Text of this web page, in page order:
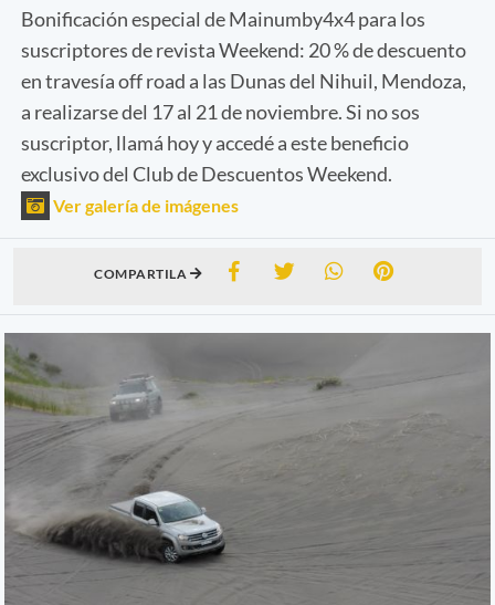
Bonificación especial de Mainumby4x4 para los
suscriptores de revista Weekend: 20 % de descuento
en travesía off road a las Dunas del Nihuil, Mendoza,
a realizarse del 17 al 21 de noviembre. Si no sos
suscriptor, llamá hoy y accedé a este beneficio
exclusivo del Club de Descuentos Weekend.
Ver galería de imágenes
COMPARTILA